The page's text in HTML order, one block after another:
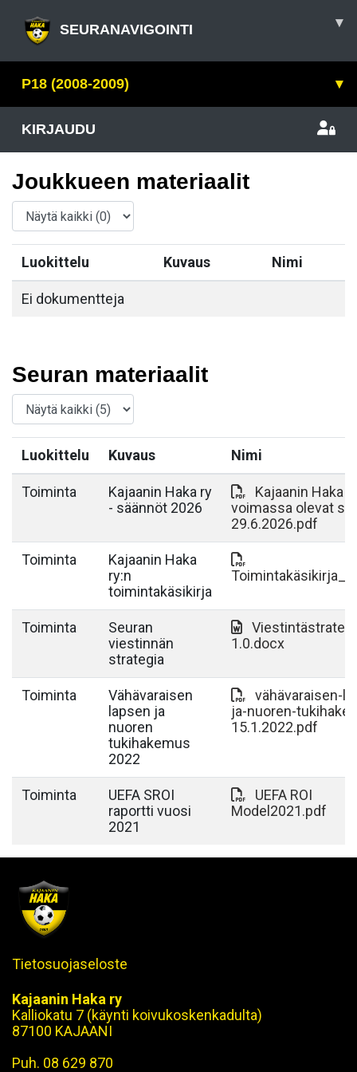
SEURANAVIGOINTI ▾
P18 (2008-2009) ▾
KIRJAUDU
Joukkueen materiaalit
Luokittelu Kuvaus Nimi
Ei dokumentteja
Seuran materiaalit
Luokittelu Kuvaus Nimi
Toiminta
Kajaanin Haka ry
- säännöt 2026
Kajaanin Haka
voimassa olevat
29.6.2026.pdf
Toiminta
Kajaanin Haka
ry:n
toimintakäsikirja
Toiminta
Seuran
viestinnän
strategia
1.0.docx
Toiminta
Vähävaraisen
lapsen ja
nuoren
tukihakemus
2022
vähävaraisen-
ja-nuoren-
15.1.2022.pdf
Toiminta
UEFA SROI
raportti vuosi
2021
UEFA ROI
Model2021.pdf
Tietosuojaseloste
Kajaanin Haka ry
Kalliokatu 7 (käynti koivukoskenkadulta)
87100 KAJAANI
Puh. 08 629 870